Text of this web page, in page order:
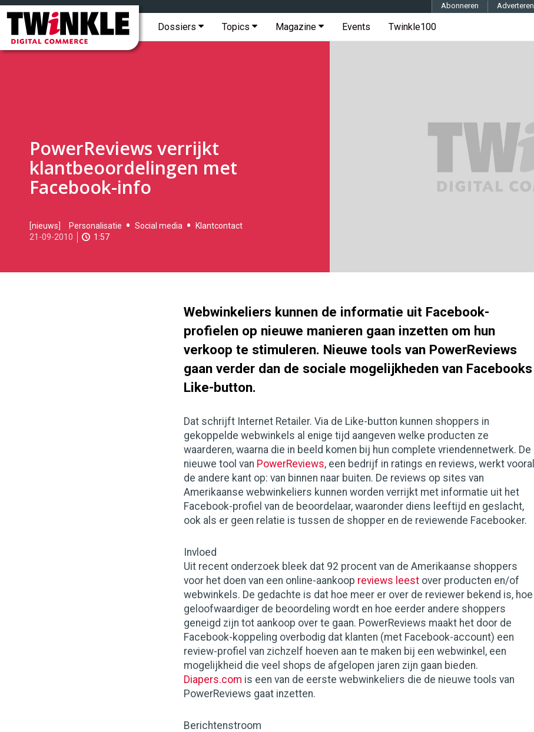
Twinkle
Digital
Commerce
Hoofdmenu
Dossiers Topics Magazine Events Twinkle100
Topmenu Abonneren Adverteren
PowerReviews verrijkt
klantbeoordelingen met
Facebook-info
2010-
09-
05-
[nieuws] Personalisatie Social media
Klantcontact
21-09-2010
1:57
Webwinkeliers kunnen de informatie uit Facebook-
profielen op nieuwe manieren gaan inzetten om hun
verkoop te stimuleren. Nieuwe tools van PowerReviews
gaan verder dan de sociale mogelijkheden van Facebooks
Like-button.
Dat schrijft Internet Retailer. Via de Like-button kunnen shoppers in
gekoppelde webwinkels al enige tijd aangeven welke producten ze
waarderen, waarna die in beeld komen bij hun complete vriendennetwerk. De
nieuwe tool van PowerReviews, een bedrijf in ratings en reviews, werkt vooral
de andere kant op: van binnen naar buiten. De reviews op sites van
Amerikaanse webwinkeliers kunnen worden verrijkt met informatie uit het
Facebook-profiel van de beoordelaar, waaronder diens leeftijd en geslacht,
ook als er geen relatie is tussen de shopper en de reviewende Facebooker.
Invloed
Uit recent onderzoek bleek dat 92 procent van de Amerikaanse shoppers
voor het doen van een online-aankoop reviews leest over producten en/of
webwinkels. De gedachte is dat hoe meer er over de reviewer bekend is, hoe
geloofwaardiger de beoordeling wordt en hoe eerder andere shoppers
geneigd zijn tot aankoop over te gaan. PowerReviews maakt het door de
Facebook-koppeling overbodig dat klanten (met Facebook-account) een
review-profiel van zichzelf hoeven aan te maken bij een webwinkel, een
mogelijkheid die veel shops de afgelopen jaren zijn gaan bieden.
Diapers.com is een van de eerste webwinkeliers die de nieuwe tools van
PowerReviews gaat inzetten.
Berichtenstroom